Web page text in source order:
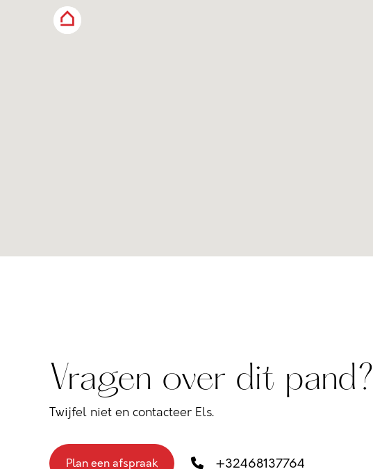
Vragen over dit pand?
Twijfel niet en contacteer Els.
Plan een afspraak +32468137764